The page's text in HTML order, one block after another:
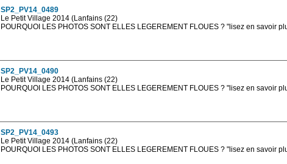
SP2_PV14_0489
Le Petit Village 2014 (Lanfains (22)
POURQUOI LES PHOTOS SONT ELLES LEGEREMENT FLOUES ? "lisez en savoir
SP2_PV14_0490
Le Petit Village 2014 (Lanfains (22)
POURQUOI LES PHOTOS SONT ELLES LEGEREMENT FLOUES ? "lisez en savoir
SP2_PV14_0493
Le Petit Village 2014 (Lanfains (22)
POURQUOI LES PHOTOS SONT ELLES LEGEREMENT FLOUES ? "lisez en savoir